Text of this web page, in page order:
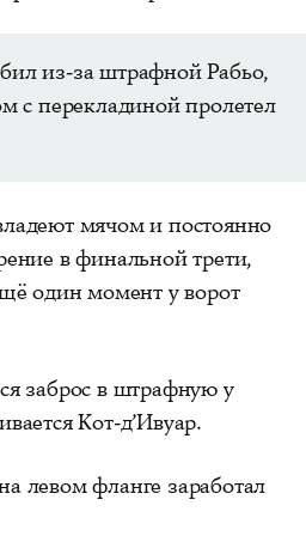
из-за штрафной Рабьо,
с перекладиной пролетел
мячом и постоянно
в финальной трети,
один момент у ворот
заброс в штрафную у
Кот-д’Ивуар.
левом фланге заработал